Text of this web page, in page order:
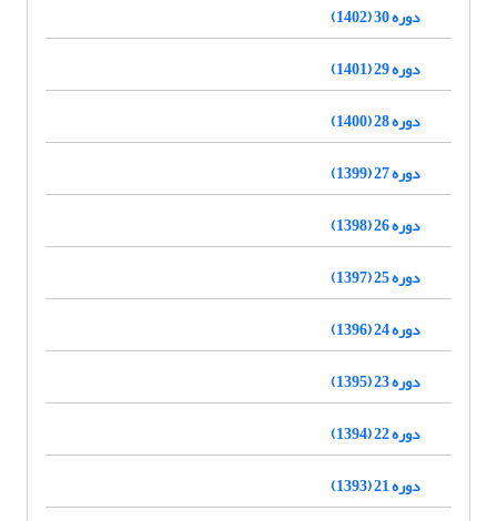
دوره 30 (1402)
دوره 29 (1401)
دوره 28 (1400)
دوره 27 (1399)
دوره 26 (1398)
دوره 25 (1397)
دوره 24 (1396)
دوره 23 (1395)
دوره 22 (1394)
دوره 21 (1393)